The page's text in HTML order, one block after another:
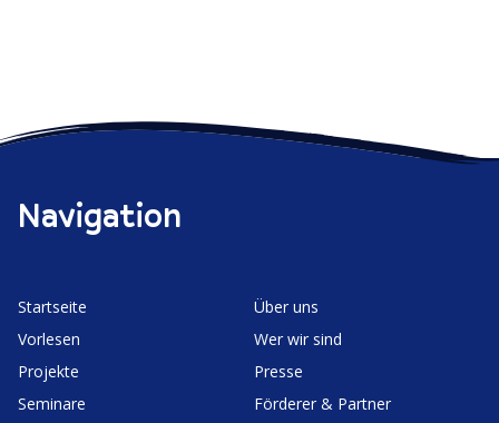
Navigation
Start­seite
Vorlesen
Projekte
Seminare
Über uns
Wer wir sind
Presse
Förderer & Partner